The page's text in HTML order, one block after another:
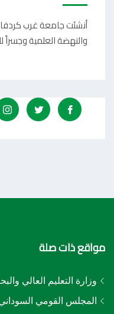
والنهضة العلمية وجسراً
مواقع ذات صلة
وزارة التعليم العالي
المجلس القومي